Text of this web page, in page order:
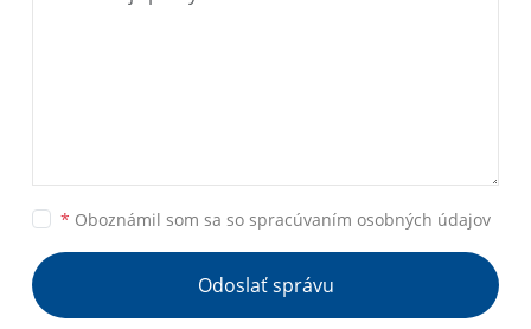
* Oboznámil som sa so spracúvaním osobných údajov
Odoslať správu